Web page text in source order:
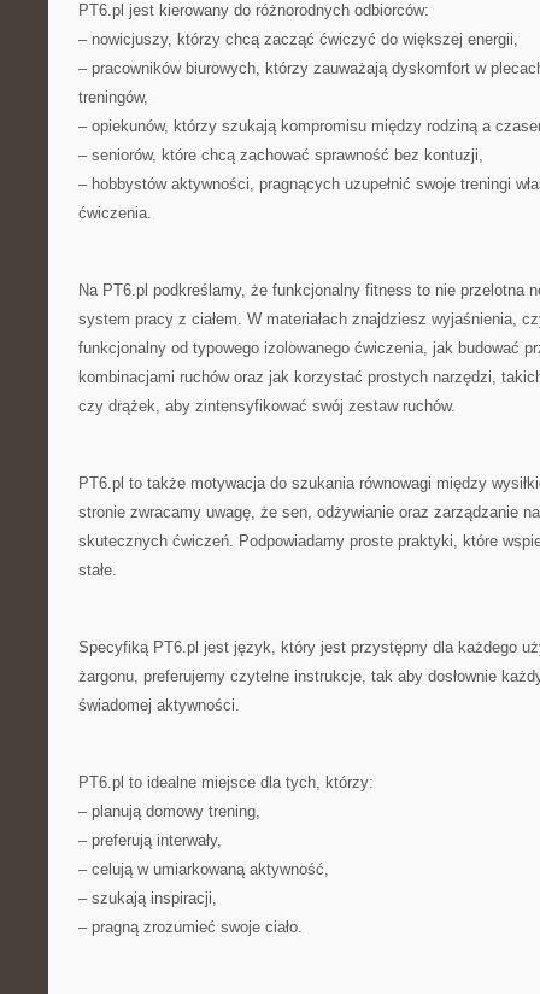
PT6.pl jest kierowany do różnorodnych odbiorców:
– nowicjuszy, którzy chcą zacząć ćwiczyć do większej energii,
– pracowników biurowych, którzy zauważają dyskomfort w
treningów,
– opiekunów, którzy szukają kompromisu między rodziną a
– seniorów, które chcą zachować sprawność bez kontuzji,
– hobbystów aktywności, pragnących uzupełnić swoje treningi
ćwiczenia.
Na PT6.pl podkreślamy, że funkcjonalny fitness to nie przelotna
system pracy z ciałem. W materiałach znajdziesz wyjaśnienia,
funkcjonalny od typowego izolowanego ćwiczenia, jak budować
kombinacjami ruchów oraz jak korzystać prostych narzędzi,
czy drążek, aby zintensyfikować swój zestaw ruchów.
PT6.pl to także motywacja do szukania równowagi między
stronie zwracamy uwagę, że sen, odżywianie oraz zarządzanie
skutecznych ćwiczeń. Podpowiadamy proste praktyki, które
stałe.
Specyfiką PT6.pl jest język, który jest przystępny dla każdego
żargonu, preferujemy czytelne instrukcje, tak aby dosłownie
świadomej aktywności.
PT6.pl to idealne miejsce dla tych, którzy:
– planują domowy trening,
– preferują interwały,
– celują w umiarkowaną aktywność,
– szukają inspiracji,
– pragną zrozumieć swoje ciało.